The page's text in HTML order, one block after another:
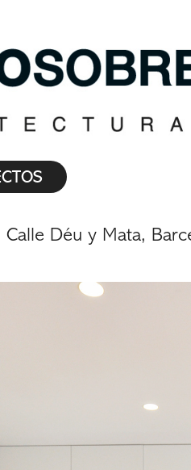
Déu y Mata,